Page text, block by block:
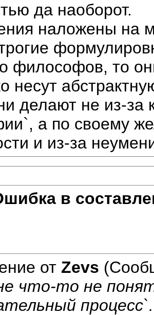
да наоборот.
наложены
философов, то
несут
делают не из-за
а по своему
и из-за
в
от Zevs
что-то не